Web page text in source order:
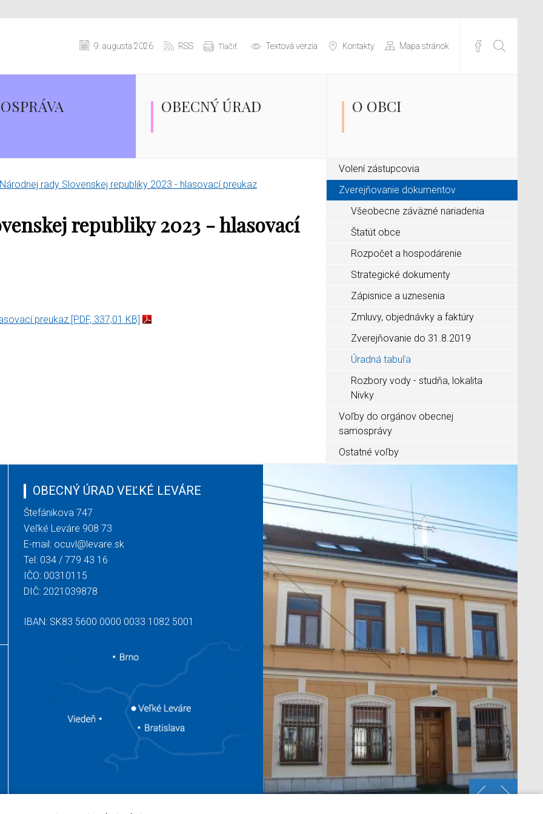
9. augusta 2026 RSS Tlačiť Textová verzia Kontakty Mapa stránok
OBECNÝ ÚRAD O OBCI
rady Slovenskej republiky 2023 - hlasovací preukaz
republiky 2023 - hlasovací
preukaz [PDF, 337,01 KB]
Volení zástupcovia
Zverejňovanie dokumentov
Všeobecne záväzné nariadenia
Štatút obce
Rozpočet a hospodárenie
Strategické dokumenty
Zápisnice a uznesenia
Zmluvy, objednávky a faktúry
Zverejňovanie do 31.8.2019
Úradná tabuľa
Rozbory vody - studňa, lokalita
Nivky
Voľby do orgánov obecnej
samosprávy
Ostatné voľby
OBECNÝ ÚRAD VEĽKÉ LEVÁRE
Štefánikova 747
Veľké Leváre 908 73
E-mail: ocuvl@levare.sk
Tel: 034 / 779 43 16
IČO: 00310115
DIČ: 2021039878
IBAN: SK83 5600 0000 0033 1082 5001